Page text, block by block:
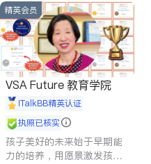
精英会员
VSA Future 教育学院
iTalkBB精英认证
执照已核实
孩子美好的未来始于早期能
力的培养，用愿景激发孩子